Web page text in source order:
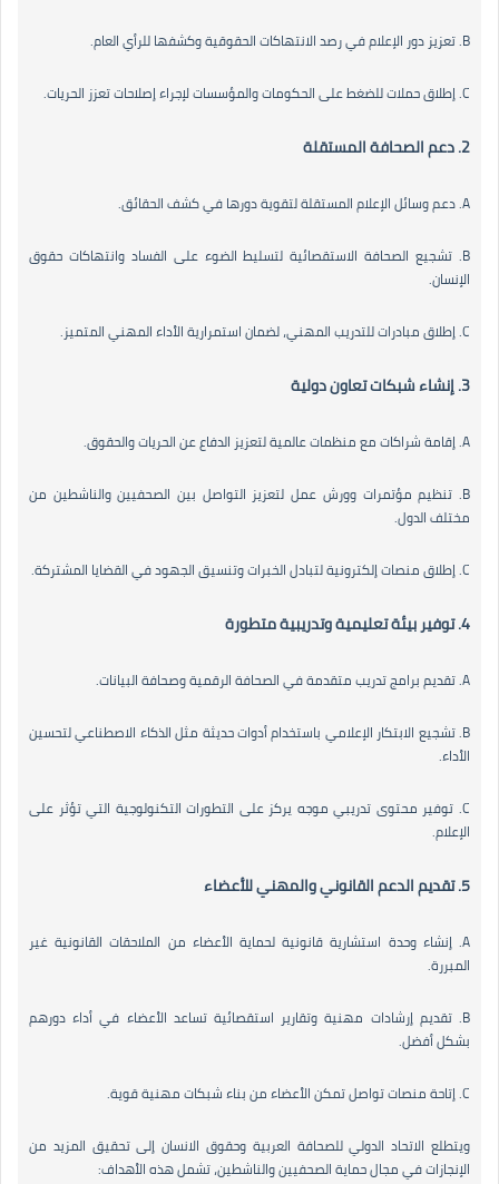
B. تعزيز دور الإعلام في رصد الانتهاكات الحقوقية وكشفها للرأي العام.
C. إطلاق حملات للضغط على الحكومات والمؤسسات لإجراء إصلاحات تعزز الحريات.
2. دعم الصحافة المستقلة
A. دعم وسائل الإعلام المستقلة لتقوية دورها في كشف الحقائق.
B. تشجيع الصحافة الاستقصائية لتسليط الضوء على الفساد وانتهاكات حقوق
الإنسان.
C. إطلاق مبادرات للتدريب المهني، لضمان استمرارية الأداء المهني المتميز.
3. إنشاء شبكات تعاون دولية
A. إقامة شراكات مع منظمات عالمية لتعزيز الدفاع عن الحريات والحقوق.
B. تنظيم مؤتمرات وورش عمل لتعزيز التواصل بين الصحفيين والناشطين من
مختلف الدول.
C. إطلاق منصات إلكترونية لتبادل الخبرات وتنسيق الجهود في القضايا المشتركة.
4. توفير بيئة تعليمية وتدريبية متطورة
A. تقديم برامج تدريب متقدمة في الصحافة الرقمية وصحافة البيانات.
B. تشجيع الابتكار الإعلامي باستخدام أدوات حديثة مثل الذكاء الاصطناعي لتحسين
الأداء.
C. توفير محتوى تدريبي موجه يركز على التطورات التكنولوجية التي تؤثر على
الإعلام.
5. تقديم الدعم القانوني والمهني للأعضاء
A. إنشاء وحدة استشارية قانونية لحماية الأعضاء من الملاحقات القانونية غير
المبررة.
B. تقديم إرشادات مهنية وتقارير استقصائية تساعد الأعضاء في أداء دورهم
بشكل أفضل.
C. إتاحة منصات تواصل تمكن الأعضاء من بناء شبكات مهنية قوية.
ويتطلع الاتحاد الدولي للصحافة العربية وحقوق الانسان إلى تحقيق المزيد من
الإنجازات في مجال حماية الصحفيين والناشطين، تشمل هذه الأهداف: